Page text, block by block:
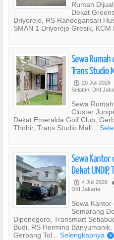
Rumah
Dekat
Driyorejo, RS Randegansari
SMAN 1 Driyorejo Gresik, KCM
Sewa
Trans Studio
P 20 Juli 2026
Selatan, DKI
Sewa
Cluster
Dekat Emeralda Golf Club,
Thohir, Trans Studio Mall...
Sewa Kantor
Dekat
P 4 Juli 2026
DKI Jakarta
Sewa Kantor
Semarang
Diponegoro, Transmart
Budi, RS Hermina
Gerbang Tol... Selengkapnya )